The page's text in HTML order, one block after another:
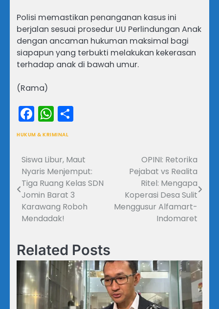
Polisi memastikan penanganan kasus ini
berjalan sesuai prosedur UU Perlindungan Anak
dengan ancaman hukuman maksimal bagi
siapapun yang terbukti melakukan kekerasan
terhadap anak di bawah umur.
(Rama)
Facebook
WhatsApp
HUKUM & KRIMINAL
Navigasi
pos
Siswa Libur, Maut
Nyaris Menjemput:
Tiga Ruang Kelas SDN
Jomin Barat 3
Karawang Roboh
Mendadak!
OPINI: Retorika
Pejabat vs Realita
Ritel: Mengapa
Koperasi Desa Sulit
Menggusur Alfamart-
Indomaret
Related Posts